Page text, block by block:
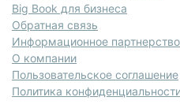
Big Book для бизнеса
Обратная связь
Информационное партнерство
О компании
Пользовательское соглашение
Политика